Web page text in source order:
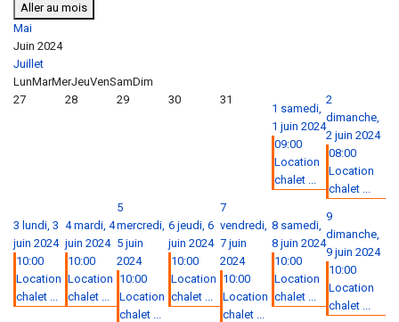
Aller au mois
Mai
Juin 2024
Juillet
LunMarMerJeuVenSamDim
27
28 29 30 31
1 samedi,
1 juin 2024
09:00
Location
chalet ...
2
dimanche,
2 juin 2024
08:00
Location
chalet ...
3 lundi, 3
juin 2024
10:00
Location
chalet ...
4 mardi, 4
juin 2024
10:00
Location
chalet ...
5
mercredi,
5 juin
2024
10:00
Location
chalet ...
6 jeudi, 6
juin 2024
10:00
Location
chalet ...
7
vendredi,
7 juin
2024
10:00
Location
chalet ...
8 samedi,
8 juin 2024
10:00
Location
chalet ...
9
dimanche,
9 juin 2024
10:00
Location
chalet ...